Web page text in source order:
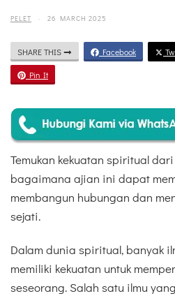
PELET · 26 MARCH 2025
SHARE THIS Facebook
Pin It
Temukan kekuatan spiritual
bagaimana ajian ini dapat
membangun hubungan dan
sejati.
Dalam dunia spiritual, banyak
memiliki kekuatan untuk
seseorang. Salah satu ilmu